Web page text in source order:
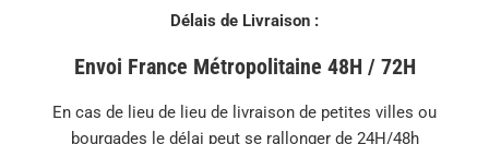
Délais de Livraison :
Envoi France Métropolitaine 48H / 72H
En cas de lieu de lieu de livraison de petites villes ou
bourgades le délai peut se rallonger de 24H/48h